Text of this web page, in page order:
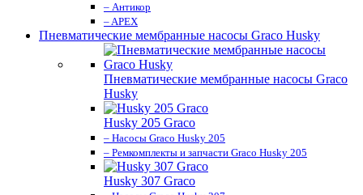
– Антикор
– APEX
Пневматические мембранные насосы Graco Husky
Пневматические мембранные насосы Graco
Husky
Husky 205 Graco
– Насосы Graco Husky 205
– Ремкомплекты и запчасти Graco Husky 205
Husky 307 Graco